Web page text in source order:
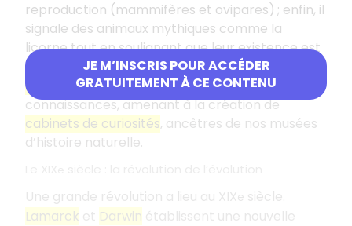
JE M’INSCRIS POUR ACCÉDER
GRATUITEMENT À CE CONTENU
reproduction (mammifères et ovipares) ; enfin, il
signale des animaux mythiques comme la
licorne tout en soulignant que leur existence est
incertaine. À partir du XVIe siècle, l’invention de
l’imprimeriepermet une diffusion des
connaissances, amenant à la création de
cabinets de curiosités, ancêtres de nos musées
d’histoire naturelle.
Une grande révolution a lieu au XIXe siècle.
Lamarck
Darwin